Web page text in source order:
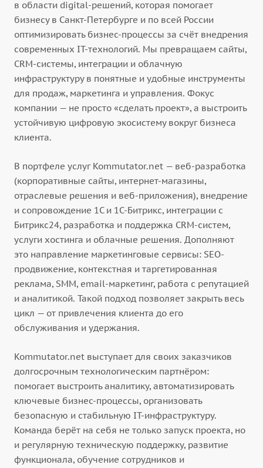
в области digital-решений, которая помогает
бизнесу в Санкт-Петербурге и по всей России
оптимизировать бизнес-процессы за счёт внедрения
современных IT-технологий. Мы превращаем сайты,
CRM-системы, интеграции и облачную
инфраструктуру в понятные и удобные инструменты
для продаж, маркетинга и управления. Фокус
компании — не просто «сделать проект», а выстроить
устойчивую цифровую экосистему вокруг бизнеса
клиента.
В портфеле услуг Kommutator.net — веб-разработка
(корпоративные сайты, интернет-магазины,
отраслевые решения и веб-приложения), внедрение
и сопровождение 1С и 1С-Битрикс, интеграции с
Битрикс24, разработка и поддержка CRM-систем,
услуги хостинга и облачные решения. Дополняют
это направление маркетинговые сервисы: SEO-
продвижение, контекстная и таргетированная
реклама, SMM, email-маркетинг, работа с репутацией
и аналитикой. Такой подход позволяет закрыть весь
цикл — от привлечения клиента до его
обслуживания и удержания.
Kommutator.net выступает для своих заказчиков
долгосрочным технологическим партнёром:
помогает выстроить аналитику, автоматизировать
ключевые бизнес-процессы, организовать
безопасную и стабильную IT-инфраструктуру.
Команда берёт на себя не только запуск проекта, но
и регулярную техническую поддержку, развитие
функционала, обучение сотрудников и